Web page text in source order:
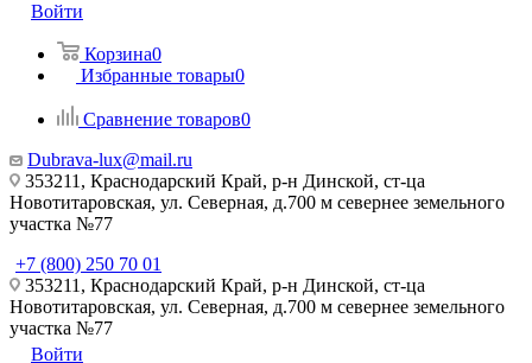
Войти
Корзина0
Избранные товары0
Сравнение товаров0
Dubrava-lux@mail.ru
353211, Краснодарский Край, р-н Динской, ст-ца
Новотитаровская, ул. Северная, д.700 м севернее земельного
участка №77
+7 (800) 250 70 01
353211, Краснодарский Край, р-н Динской, ст-ца
Новотитаровская, ул. Северная, д.700 м севернее земельного
участка №77
Войти